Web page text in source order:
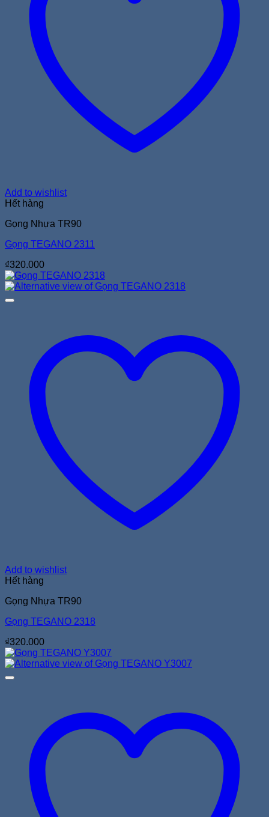
Add to wishlist
Hết hàng
Gọng Nhựa TR90
Gọng TEGANO 2311
₫320.000
Add to wishlist
Hết hàng
Gọng Nhựa TR90
Gọng TEGANO 2318
₫320.000